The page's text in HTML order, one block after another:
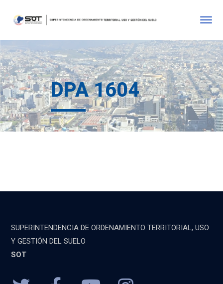
DPA 1604
SUPERINTENDENCIA DE ORDENAMIENTO TERRITORIAL, USO
Y GESTIÓN DEL SUELO
SOT